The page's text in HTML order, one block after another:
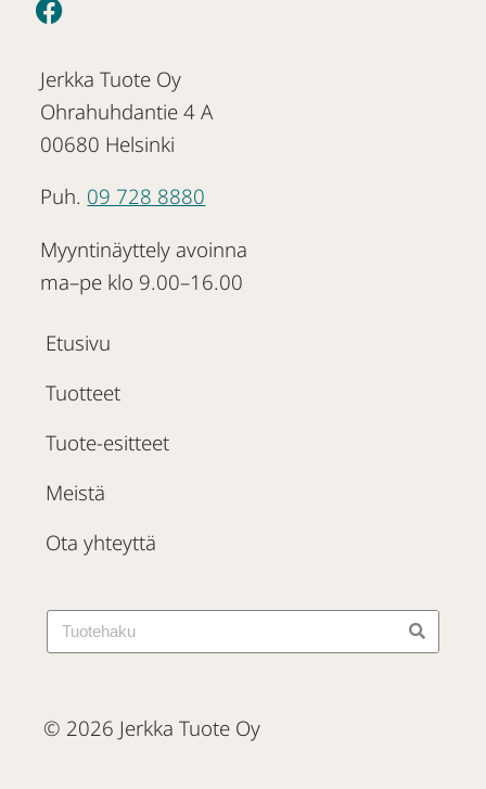
Jerkka Tuote Oy
Ohrahuhdantie 4 A
00680 Helsinki
Puh. 09 728 8880
Myyntinäyttely avoinna
ma–pe klo 9.00–16.00
Etusivu
Tuotteet
Tuote-esitteet
Meistä
Ota yhteyttä
© 2026 Jerkka Tuote Oy